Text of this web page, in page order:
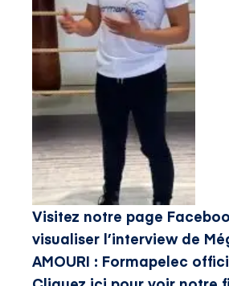
Visitez notre page
visualiser l’interview de
AMOURI : Formapelec